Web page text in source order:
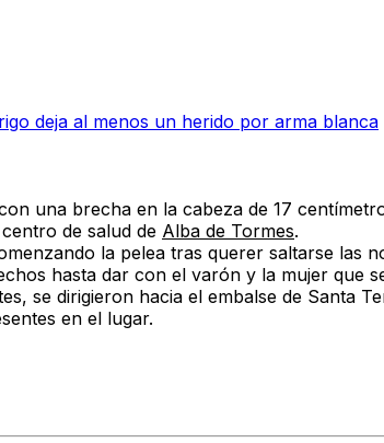
deja al menos un herido por arma blanca
una brecha en la cabeza de 17
de salud de Alba de Tormes.
la pelea tras querer saltarse
hasta dar con el varón y la mujer que
se dirigieron hacia el embalse de Santa
en el lugar.